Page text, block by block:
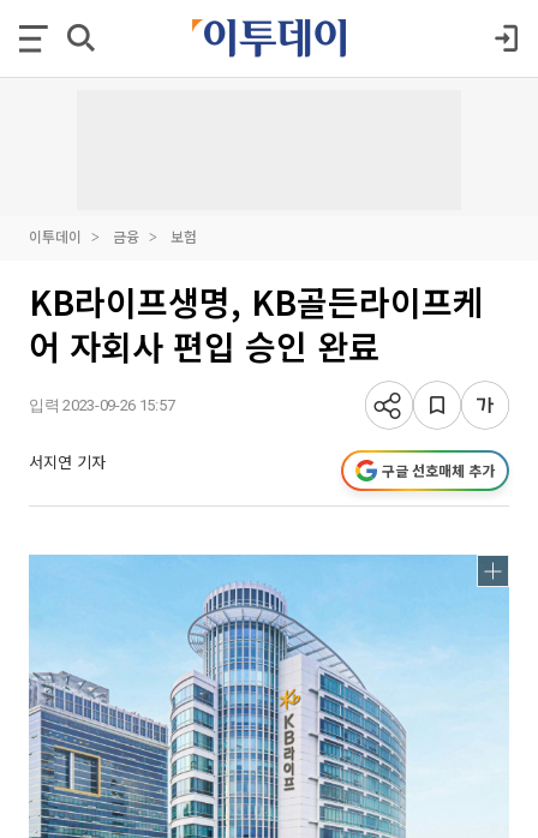
이투데이 금융 보험
KB라이프생명, KB골든라이프케
어 자회사 편입 승인 완료
입력 2023-09-26 15:57
서지연 기자 구글 선호매체 추가